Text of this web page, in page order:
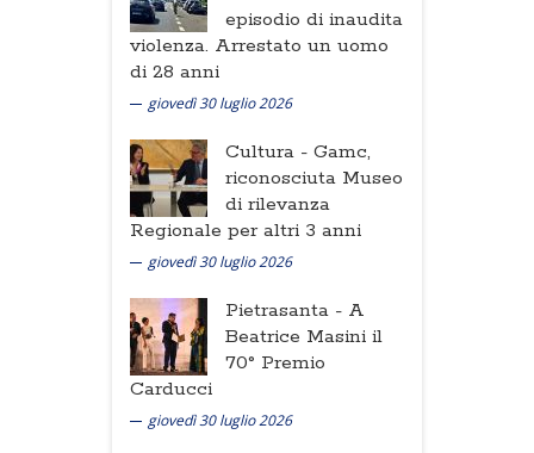
episodio di inaudita
violenza. Arrestato un uomo
di 28 anni
giovedì 30 luglio 2026
Cultura - Gamc,
riconosciuta Museo
di rilevanza
Regionale per altri 3 anni
giovedì 30 luglio 2026
Pietrasanta - A
Beatrice Masini il
70° Premio
Carducci
giovedì 30 luglio 2026